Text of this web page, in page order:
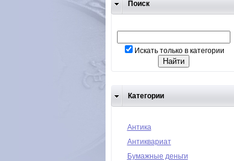
Поиск
Искать только в категории
Категории
Антика
Антиквариат
Бумажные деньги